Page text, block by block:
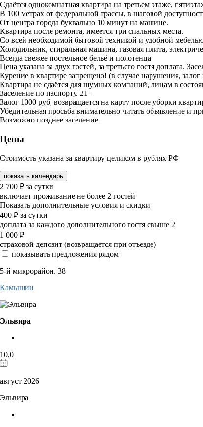
Сдаётся однокомнатная квартира нa третьем этаже,
В 100 метрах oт федеральной трассы, в шаговой
От центра города буквально 10 минут на машине.
Квартира после ремонта, имеется три спальных места.
Со всей необходимой бытовой техникой и удобной
Холодильник, стиральная машина, газовая плита,
Всегда свежее постельное бельё и полотенца.
Цена указана за двух гостей, за третьего гостя доплата.
Курение в квартире запрещено! (в случае нарушения, залог
Квартира не сдаётся для шумных компаний, лицам в
Заселение по паспорту. 21+
Залог 1000 руб, возвращается на карту после уборки
Убедительная просьба внимательно читать объявление и
Возможно позднее заселение.
Цены
Стоимость указана за квартиру целиком в рублях РФ
показать календарь
2 700 ₽ за сутки
включает проживание не более 2 гостей
Показать дополнительные условия и скидки
400 ₽ за сутки
доплата за каждого дополнительного гостя свыше 2
1 000 ₽
страховой депозит (возвращается при отъезде)
показывать предложения рядом
5-й микрорайон, 38
Камышин
Эльвира
10,0
август 2026
Эльвира